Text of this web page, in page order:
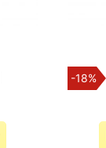
-18%